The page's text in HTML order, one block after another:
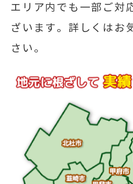
エリア内でも一部ご対
ざいます。詳しくはお
さい。